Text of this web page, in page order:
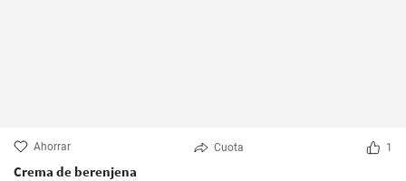
Ahorrar Cuota 1
Crema de berenjena